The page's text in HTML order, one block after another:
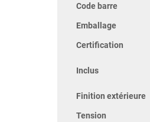
Code barre
Emballage
Certification
Inclus
Finition extérieure
Tension